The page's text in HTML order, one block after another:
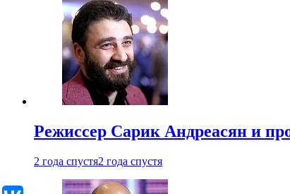
Режиссер Сарик Андреасян и
2 года спустя2 года спустя